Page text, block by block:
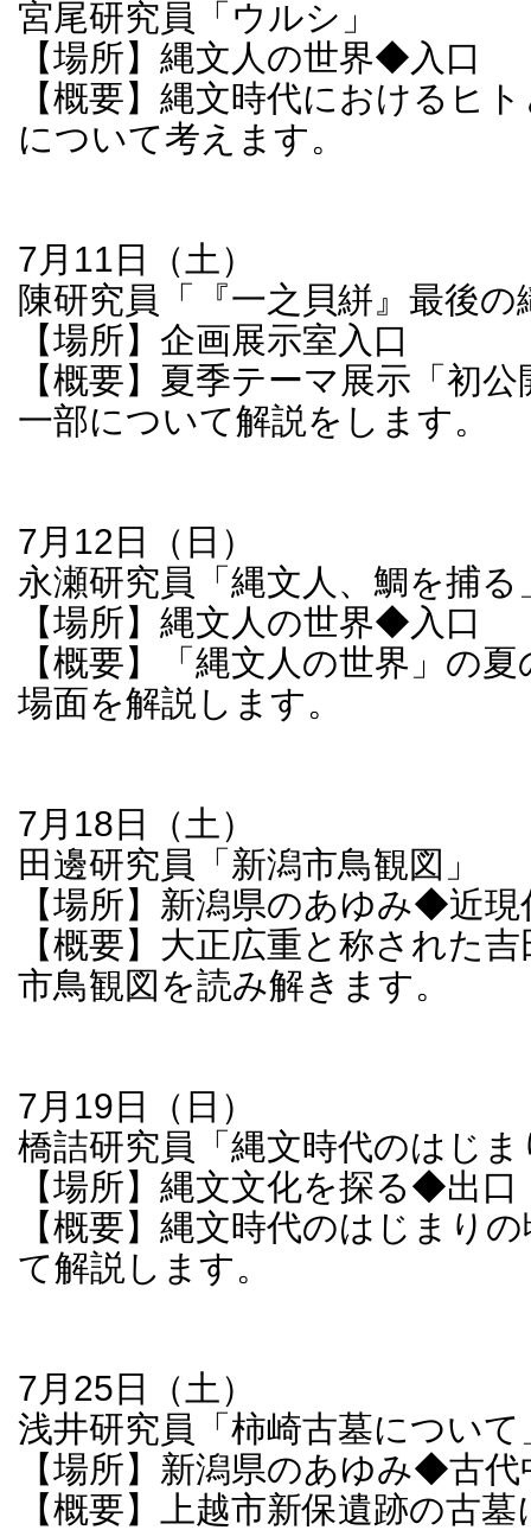
宮尾研究員「ウルシ」
【場所】縄文人の世界◆入口
【概要】縄文時代におけるヒ
について考えます。
7月11日（土）
陳研究員「『一之貝絣』最後の
【場所】企画展示室入口
【概要】夏季テーマ展示「
一部について解説をします。
7月12日（日）
永瀬研究員「縄文人、鯛を捕る
【場所】縄文人の世界◆入口
【概要】「縄文人の世界」の
場面を解説します。
7月18日（土）
田邊研究員「新潟市鳥観図」
【場所】新潟県のあゆみ◆近
【概要】大正広重と称された
市鳥観図を読み解きます。
7月19日（日）
橋詰研究員「縄文時代のはじ
【場所】縄文文化を探る◆出口
【概要】縄文時代のはじまり
て解説します。
7月25日（土）
浅井研究員「柿崎古墓について
【場所】新潟県のあゆみ◆古
【概要】上越市新保遺跡の古